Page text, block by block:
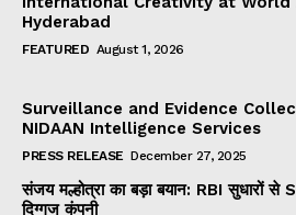
Hyderabad
FEATURED August 1, 2026
Surveillance and Evidence
NIDAAN Intelligence Services
PRESS RELEASE December 27, 2025
संजय मल्होत्रा का बड़ा बयान: RBI सुधारों से
दिग्गज कंपनी